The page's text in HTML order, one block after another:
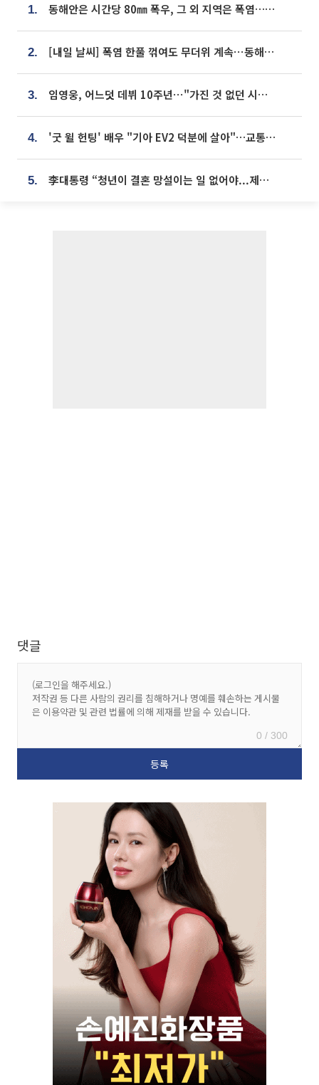
1. 동해안은 시간당 80㎜ 폭우, 그 외 지역은 폭염…‘극과 극 날씨’
2. [내일 날씨] 폭염 한풀 꺾여도 무더위 계속⋯동해안 이틀 연속 비
3. 임영웅, 어느덧 데뷔 10주년⋯"가진 것 없던 시절, 내 앞엔 20명의 팬뿐"
4. '굿 윌 헌팅' 배우 "기아 EV2 덕분에 살아"…교통사고 후 안전성 극찬
5. 李대통령 “청년이 결혼 망설이는 일 없어야...제도상 불이익 조사”
댓글
0 / 300